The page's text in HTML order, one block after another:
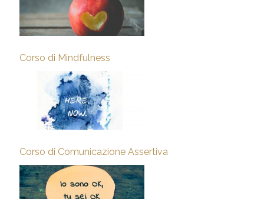
Corso di Mindfulness
Corso di Comunicazione Assertiva